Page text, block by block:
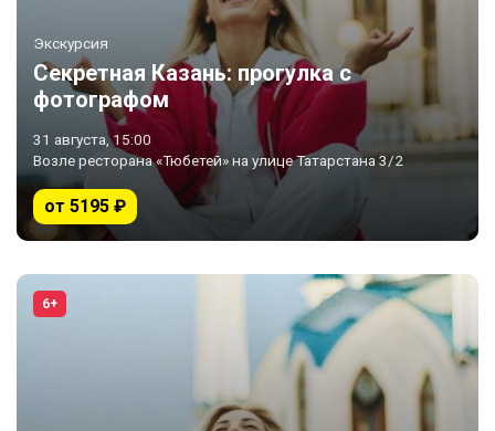
Экскурсия
Секретная Казань: прогулка с
фотографом
31 августа, 15:00
Возле ресторана «Тюбетей» на улице Татарстана 3/2
от 5195 ₽
6+